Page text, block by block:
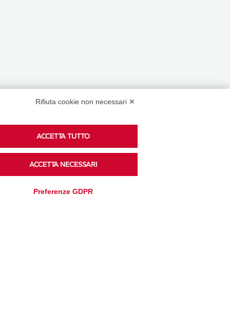
Podcast
Rifiuta cookie non necessari ✕
ACCETTA TUTTO
ACCETTA NECESSARI
Preferenze GDPR